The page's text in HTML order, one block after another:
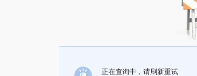
正在查询中，请刷新重试